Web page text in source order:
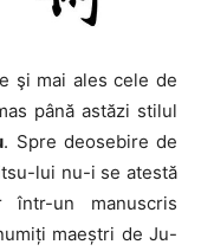
şi mai ales cele de
până astăzi stilul
. Spre deosebire de
lui nu-i se atestă
un manuscris
maeștri de Ju-